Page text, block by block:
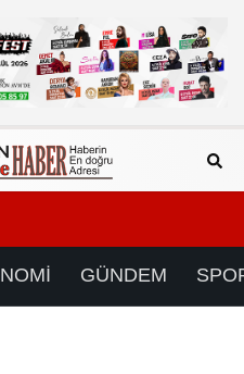
GÜNDEM